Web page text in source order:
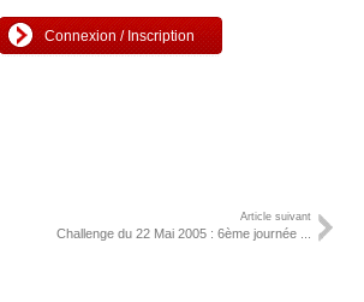
Connexion / Inscription
Article suivant
Challenge du 22 Mai 2005 : 6ème journée ...